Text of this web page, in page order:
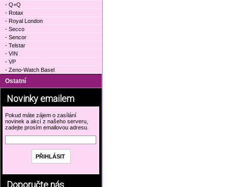
- Q+Q
- Rotax
- Royal London
- Secco
- Sencor
- Telstar
- VIN
- VP
- Zeno-Watch Basel
Ostatní
Novinky emailem
Pokud máte zájem o zasílání
novinek a akcí z našeho serveru,
zadejte prosím emailovou adresu.
Doporučte nás